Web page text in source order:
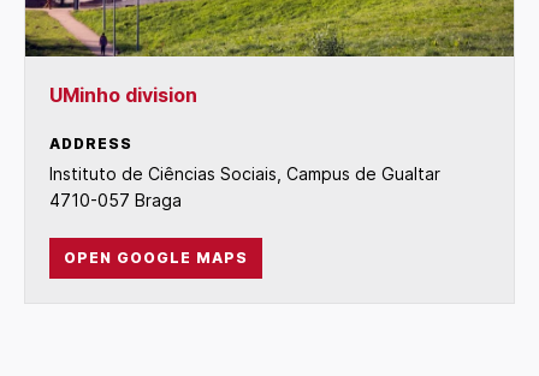
UMinho division
ADDRESS
Instituto de Ciências Sociais, Campus de Gualtar
4710-057 Braga
OPEN GOOGLE MAPS